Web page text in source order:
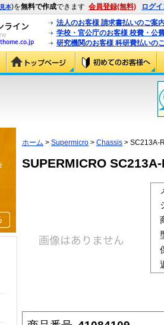
見本)を無料で作成できます 会員登録(無料) ログ
法人のお客様 請求書払いのご案
学校・官公庁のお客様 校費・公
研究機関のお客様 科研費払いの
ホーム > Supermicro > Chassis > SC213A-
SUPERMICRO